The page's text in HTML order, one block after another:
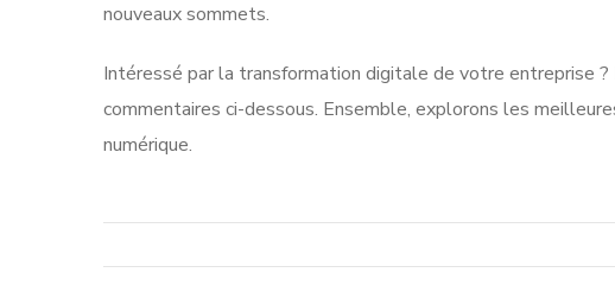
nouveaux sommets.
Intéressé par la transformation digitale de votre entreprise
commentaires ci-dessous. Ensemble, explorons les
numérique.